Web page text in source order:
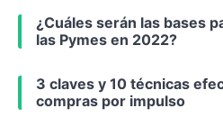
¿Cuáles serán las bases
las Pymes en 2022?
3 claves y 10 técnicas
compras por impulso